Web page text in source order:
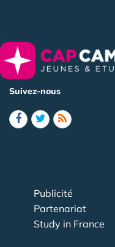
Suivez-nous
Publicité
Partenariat
Study in France